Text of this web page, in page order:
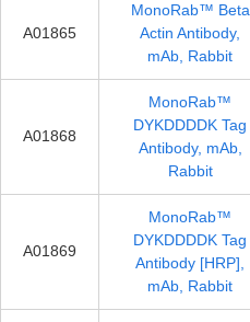
A01865
MonoRab™ Beta
Actin Antibody,
mAb, Rabbit
A01868
MonoRab™
DYKDDDDK Tag
Antibody, mAb,
Rabbit
A01869
MonoRab™
DYKDDDDK Tag
Antibody [HRP],
mAb, Rabbit